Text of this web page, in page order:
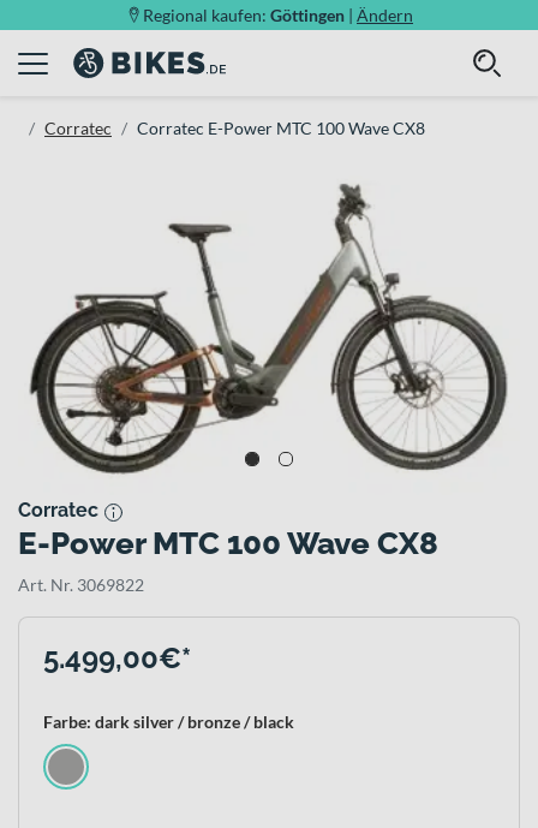
Regional kaufen: Göttingen | Ändern
Corratec Corratec E-Power MTC 100 Wave CX8
Corratec
E-Power MTC 100 Wave CX8
Art. Nr. 3069822
5.499,00€*
Farbe: dark silver / bronze / black